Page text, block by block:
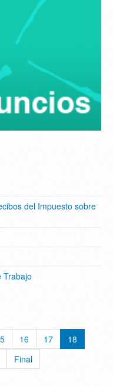
del Impuesto sobre
Trabajo
16 17
18
Final